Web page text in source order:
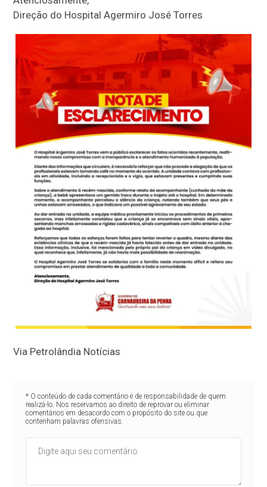
Direção do Hospital Agermiro José Torres
Via Petrolândia Notícias
* O conteúdo de cada comentário é de responsabilidade de quem
realizá-lo. Nos reservamos ao direito de reprovar ou eliminar
comentários em desacordo com o propósito do site ou que
contenham palavras ofensivas.